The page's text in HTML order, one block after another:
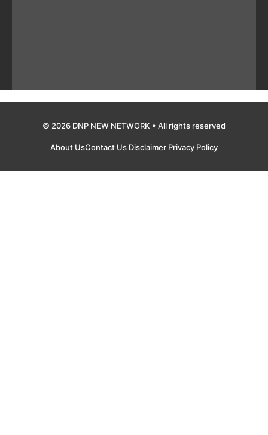
© 2026 DNP NEW NETWORK • All rights reserved
About UsContact Us Disclaimer Privacy Policy